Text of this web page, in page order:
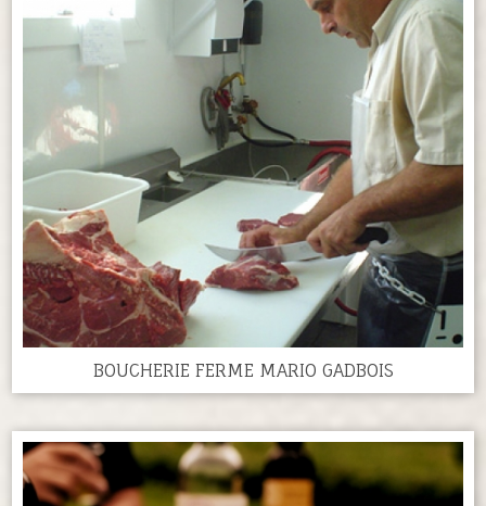
BOUCHERIE FERME MARIO GADBOIS